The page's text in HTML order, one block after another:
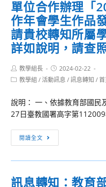
中
文
大
學
本
生
招
生
講
座
單位合作辦理「
作年會學生作品
請貴校轉知所屬
詳如說明，請查
Post
author:
教學組長
Post
published:
2024-02-22
Post教學組 / 活動訊息 / 訊息轉知 /
說明： 一、依據教育部國民
27日臺教國署高字第
閱讀全文
動
轉
有
訊息轉知：教育